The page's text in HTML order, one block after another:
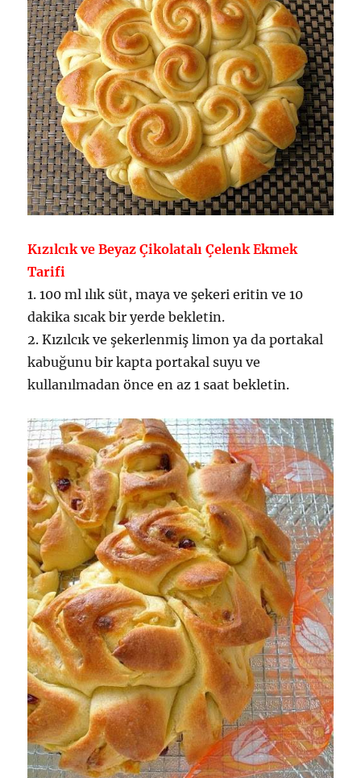
Kızılcık ve Beyaz Çikolatalı Çelenk Ekmek
Tarifi
1. 100 ml ılık süt, maya ve şekeri eritin ve 10
dakika sıcak bir yerde bekletin.
2. Kızılcık ve şekerlenmiş limon ya da portakal
kabuğunu bir kapta portakal suyu ve
kullanılmadan önce en az 1 saat bekletin.